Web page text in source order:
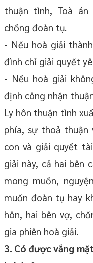
thuận tình, Toà
chồng đoàn tụ.
- Nếu hoà giải
đình chỉ giải quyết
- Nếu hoà giải
định công nhận
Ly hôn thuận tình
phía, sự thoả thuận
con và giải quyết
giải này, cả hai bên
mong muốn,
muốn đoàn tụ hay
hôn, hai bên vợ,
gia phiên hoà giải.
3. Có được vắng